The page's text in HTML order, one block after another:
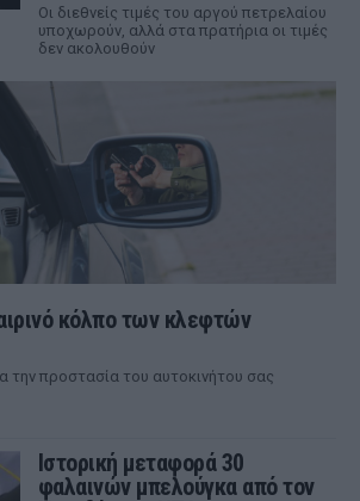
Οι διεθνείς τιμές του αργού πετρελαίου
υποχωρούν, αλλά στα πρατήρια οι τιμές
δεν ακολουθούν
κόλπο των κλεφτών
την προστασία του αυτοκινήτου σας
Ιστορική μεταφορά 30
φαλαινών μπελούγκα από τον